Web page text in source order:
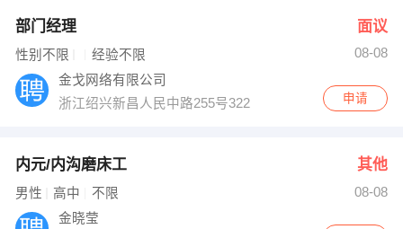
部门经理 面议
性别不限 经验不限
08-08
金戈网络有限公司
浙江绍兴新昌人民中路255号322
申请
内元/内沟磨床工 其他
男性 高中 不限
08-08
金晓莹